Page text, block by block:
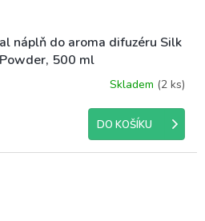
náplň do aroma difuzéru Silk
500 ml
Skladem (2 ks)
DO KOŠÍKU